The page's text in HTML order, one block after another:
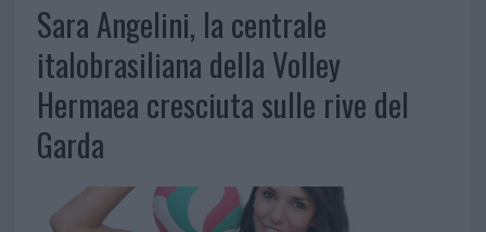
Sara Angelini, la centrale
italobrasiliana della Volley
Hermaea cresciuta sulle rive del
Garda